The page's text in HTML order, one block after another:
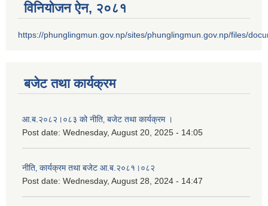
विनियोजन ऐन‚ २०८१
https://phunglingmun.gov.np/sites/phunglingmun.gov.np/files/
बजेट तथा कार्यक्रम
आ.ब.२०८२।०८३ को नीति‚ बजेट तथा कार्यक्रम ।
Post date: Wednesday, August 20, 2025 - 14:05
नीति‚ कार्यक्रम तथा बजेट आ.ब.२०८१।०८२
Post date: Wednesday, August 28, 2024 - 14:47